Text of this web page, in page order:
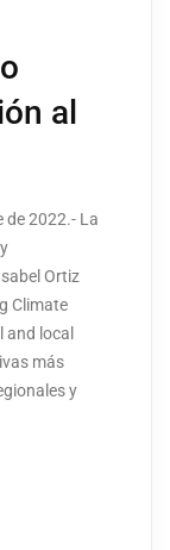
al
de 2022.- La
Ortiz
Climate
local
más
y